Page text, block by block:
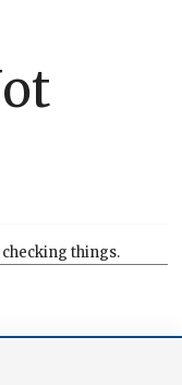
things.